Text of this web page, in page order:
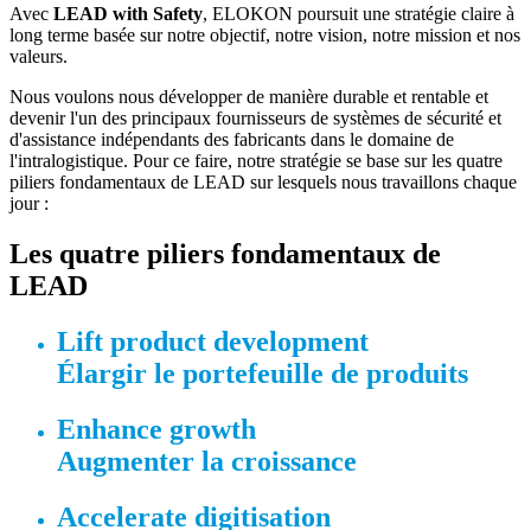
Avec LEAD with Safety, ELOKON poursuit une stratégie claire à
long terme basée sur notre objectif, notre vision, notre mission et nos
valeurs.
Nous voulons nous développer de manière durable et rentable et
devenir l'un des principaux fournisseurs de systèmes de sécurité et
d'assistance indépendants des fabricants dans le domaine de
l'intralogistique. Pour ce faire, notre stratégie se base sur les quatre
piliers fondamentaux de LEAD sur lesquels nous travaillons chaque
jour :
Les quatre piliers fondamentaux de
LEAD
Lift product development
Élargir le portefeuille de produits
Enhance growth
Augmenter la croissance
Accelerate digitisation